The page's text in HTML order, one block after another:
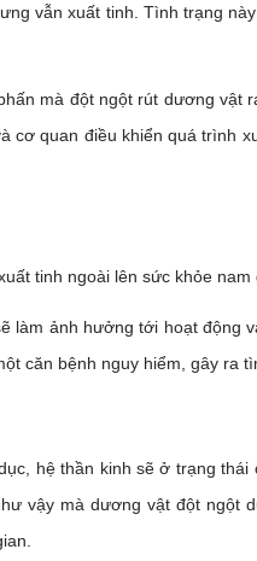
vẫn xuất tinh. Tình trạng
mà đột ngột rút dương vật
quan điều khiển quá trình
tinh ngoài lên sức khỏe nam
làm ảnh hưởng tới hoạt động
căn bệnh nguy hiểm, gây ra
hệ thần kinh sẽ ở trạng thái
vậy mà dương vật đột ngột